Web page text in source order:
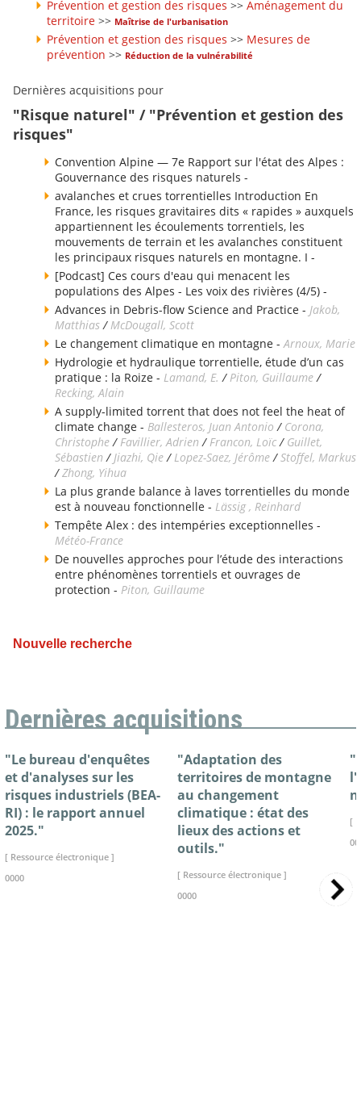
Prévention et gestion des risques >> Aménagement du
territoire >> Maîtrise de l'urbanisation
Prévention et gestion des risques >> Mesures de
prévention >> Réduction de la vulnérabilité
Dernières acquisitions pour
"Risque naturel" / "Prévention et gestion des
risques"
Convention Alpine — 7e Rapport sur l'état des Alpes :
Gouvernance des risques naturels -
avalanches et crues torrentielles Introduction En
France, les risques gravitaires dits « rapides » auxquels
appartiennent les écoulements torrentiels, les
mouvements de terrain et les avalanches constituent
les principaux risques naturels en montagne. I -
[Podcast] Ces cours d'eau qui menacent les
populations des Alpes - Les voix des rivières (4/5) -
Advances in Debris-flow Science and Practice - Jakob,
Matthias/McDougall, Scott
Le changement climatique en montagne -Arnoux, Marie
Hydrologie et hydraulique torrentielle, étude d’un cas
pratique : la Roize - Lamand, E. / Piton, Guillaume/
Recking, Alain
A supply-limited torrent that does not feel the heat of
climate change - Ballesteros, Juan Antonio / Corona,
Christophe/ Favillier, Adrien / Francon, Loïc/ Guillet,
Sébastien / Jiazhi, Qie/ Lopez-Saez, Jérôme/Stoffel, Markus
/Zhong, Yihua
La plus grande balance à laves torrentielles du monde
est à nouveau fonctionnelle - Lässig , Reinhard
Tempête Alex : des intempéries exceptionnelles -
Météo-France
De nouvelles approches pour l’étude des interactions
entre phénomènes torrentiels et ouvrages de
protection - Piton, Guillaume
Nouvelle recherche
Dernières acquisitions
"Le bureau d'enquêtes
et d'analyses sur les
risques industriels (BEA-
RI) : le rapport annuel
2025."
[ Ressource électronique ]
0000
"Adaptation des
territoires de montagne
au changement
climatique : état des
lieux des actions et
outils."
[ Ressource électronique ]
0000
[